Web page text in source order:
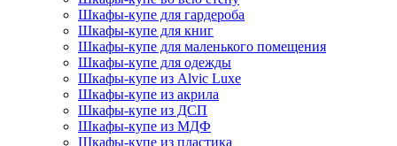
Шкафы-купе для гардероба
Шкафы-купе для книг
Шкафы-купе для маленького помещения
Шкафы-купе для одежды
Шкафы-купе из Alvic Luxe
Шкафы-купе из акрила
Шкафы-купе из ДСП
Шкафы-купе из МДФ
Шкафы-купе из пластика